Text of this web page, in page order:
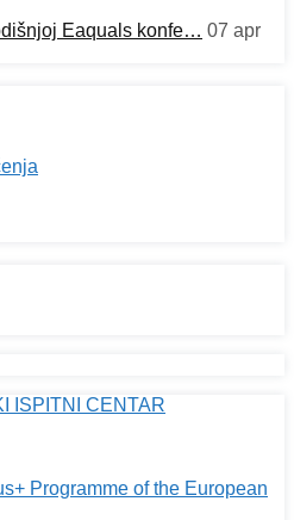
Eaquals konfe… 07 apr
ISPITNI CENTAR